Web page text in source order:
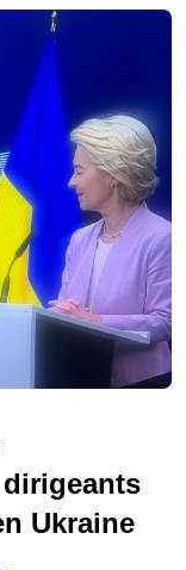
Ukraine